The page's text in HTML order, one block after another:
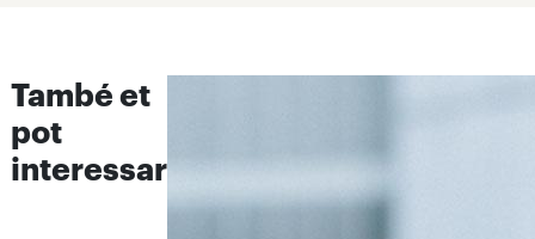
També et
pot
interessar